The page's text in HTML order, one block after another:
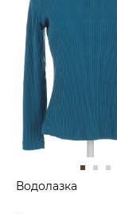
Водолазка